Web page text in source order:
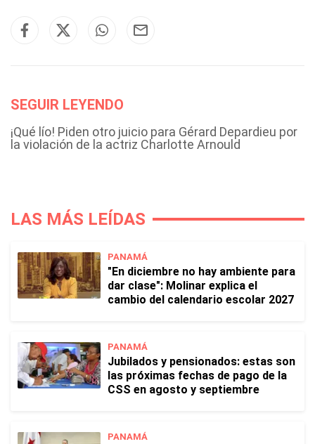
SEGUIR LEYENDO
¡Qué lío! Piden otro juicio para Gérard Depardieu por
la violación de la actriz Charlotte Arnould
LAS MÁS LEÍDAS
PANAMÁ
"En diciembre no hay ambiente para
dar clase": Molinar explica el
cambio del calendario escolar 2027
PANAMÁ
Jubilados y pensionados: estas son
las próximas fechas de pago de la
CSS en agosto y septiembre
PANAMÁ